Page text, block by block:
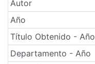
Autor
Año
Título Obtenido - Año
Departamento - Año